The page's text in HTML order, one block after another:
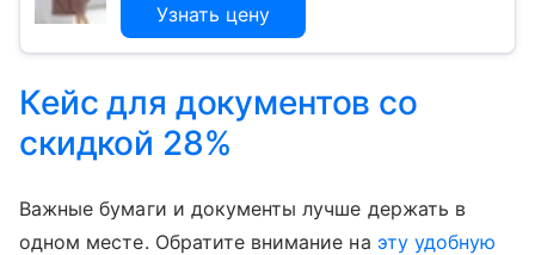
Узнать цену
Кейс для документов cо
скидкой 28%
Важные бумаги и документы лучше держать в
одном месте. Обратите внимание на эту удобную